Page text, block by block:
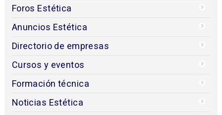
Foros Estética
Anuncios Estética
Directorio de empresas
Cursos y eventos
Formación técnica
Noticias Estética